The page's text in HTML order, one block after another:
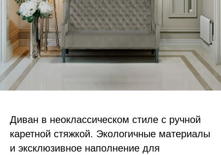
Диван в неоклассическом стиле с ручной
каретной стяжкой. Экологичные материалы
и эксклюзивное наполнение для